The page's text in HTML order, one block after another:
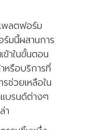
พลตฟอร์ม
มนี้ผสานการ
าในขั้นตอน
หรือบริการที่
ช่วยเหลือใน
บรนด์ต่างๆ
า